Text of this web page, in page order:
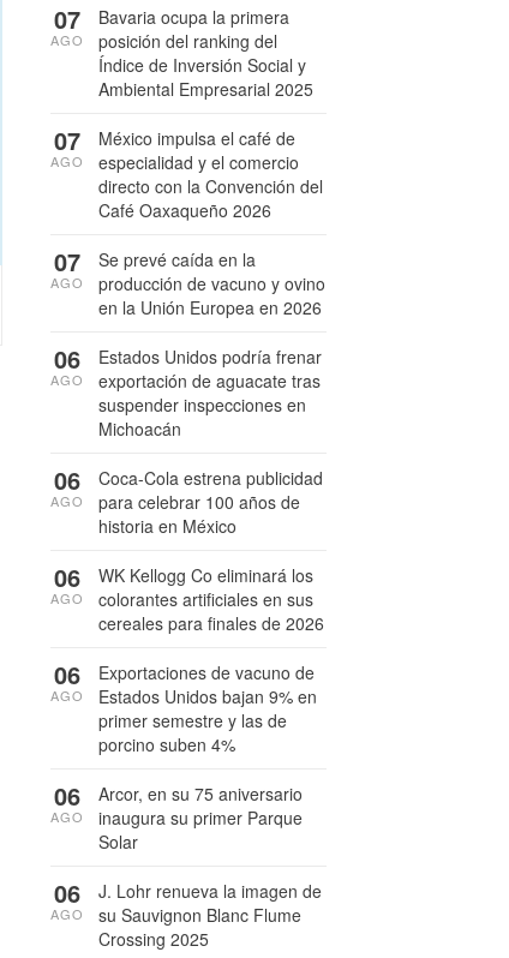
Bavaria ocupa la primera
posición del ranking del
Índice de Inversión Social y
Ambiental Empresarial 2025
07
AGO
México impulsa el café de
especialidad y el comercio
directo con la Convención del
Café Oaxaqueño 2026
07
AGO
Se prevé caída en la
producción de vacuno y ovino
en la Unión Europea en 2026
07
AGO
Estados Unidos podría frenar
exportación de aguacate tras
suspender inspecciones en
Michoacán
06
AGO
Coca-Cola estrena publicidad
para celebrar 100 años de
historia en México
06
AGO
WK Kellogg Co eliminará los
colorantes artificiales en sus
cereales para finales de 2026
06
AGO
Exportaciones de vacuno de
Estados Unidos bajan 9% en
primer semestre y las de
porcino suben 4%
06
AGO
Arcor, en su 75 aniversario
inaugura su primer Parque
Solar
06
AGO
J. Lohr renueva la imagen de
su Sauvignon Blanc Flume
Crossing 2025
06
AGO